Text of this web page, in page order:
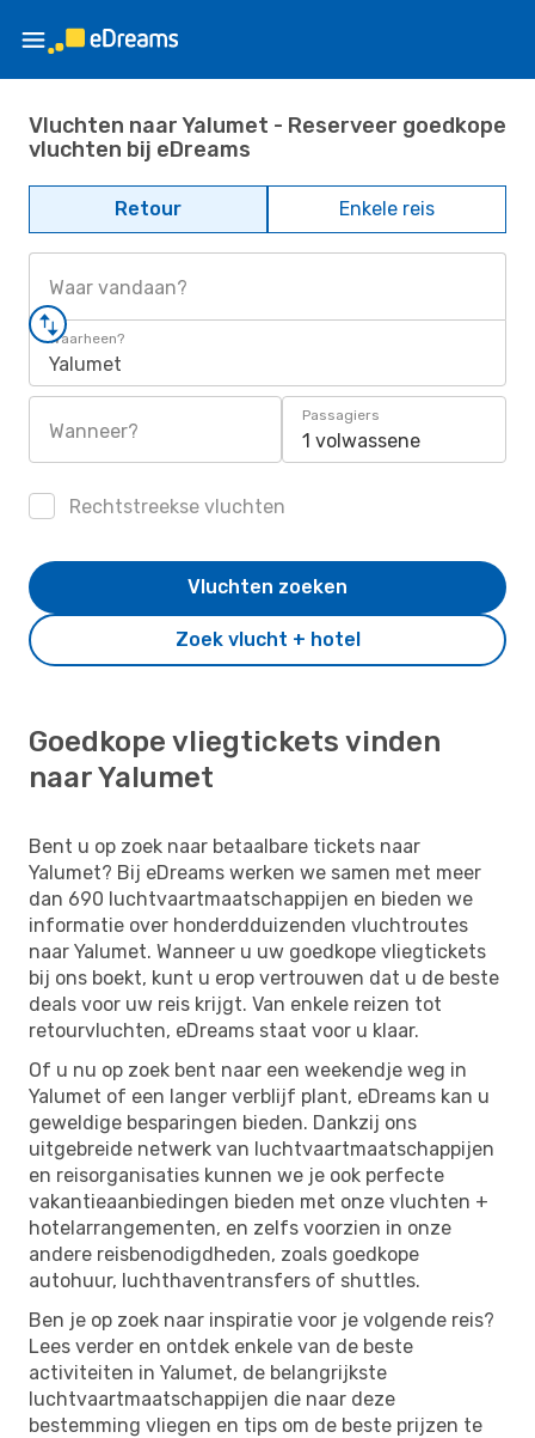
Vluchten naar Yalumet - Reserveer goedkope
vluchten bij eDreams
Retour Enkele reis
Waar vandaan?
Waarheen?
Yalumet
Wanneer?
Passagiers
1 volwassene
Rechtstreekse vluchten
Zoek vlucht + hotel
Vluchten zoeken
Goedkope vliegtickets vinden
naar Yalumet
Bent u op zoek naar betaalbare tickets naar
Yalumet? Bij eDreams werken we samen met meer
dan 690 luchtvaartmaatschappijen en bieden we
informatie over honderdduizenden vluchtroutes
naar Yalumet. Wanneer u uw goedkope vliegtickets
bij ons boekt, kunt u erop vertrouwen dat u de beste
deals voor uw reis krijgt. Van enkele reizen tot
retourvluchten, eDreams staat voor u klaar.
Of u nu op zoek bent naar een weekendje weg in
Yalumet of een langer verblijf plant, eDreams kan u
geweldige besparingen bieden. Dankzij ons
uitgebreide netwerk van luchtvaartmaatschappijen
en reisorganisaties kunnen we je ook perfecte
vakantieaanbiedingen bieden met onze vluchten +
hotelarrangementen, en zelfs voorzien in onze
andere reisbenodigdheden, zoals goedkope
autohuur, luchthaventransfers of shuttles.
Ben je op zoek naar inspiratie voor je volgende reis?
Lees verder en ontdek enkele van de beste
activiteiten in Yalumet, de belangrijkste
luchtvaartmaatschappijen die naar deze
bestemming vliegen en tips om de beste prijzen te